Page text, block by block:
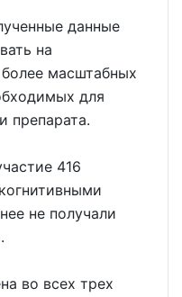
данные
на
масштабных
для
препарата.
416
не получали
во всех трех